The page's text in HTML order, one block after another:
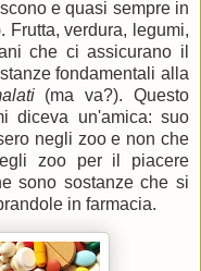
e quasi sempre in
Frutta, verdura, legumi,
che ci assicurano il
fondamentali alla
(ma va?). Questo
diceva un'amica: suo
negli zoo e non che
zoo per il piacere
sono sostanze che si
in farmacia.